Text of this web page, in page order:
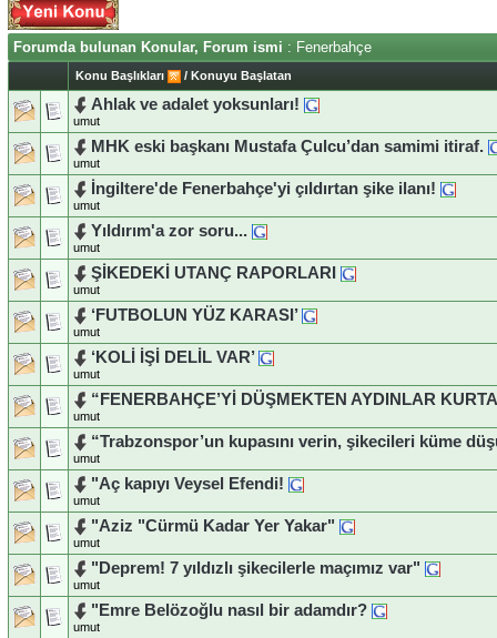
Forumda bulunan Konular, Forum ismi : Fenerbahçe
Konu Başlıkları / Konuyu Başlatan
Ahlak ve adalet yoksunları!
umut
MHK eski başkanı Mustafa Çulcu’dan samimi itiraf.
umut
İngiltere'de Fenerbahçe'yi çıldırtan şike ilanı!
umut
Yıldırım'a zor soru...
umut
ŞİKEDEKİ UTANÇ RAPORLARI
umut
‘FUTBOLUN YÜZ KARASI’
umut
‘KOLİ İŞİ DELİL VAR’
umut
“FENERBAHÇE’Yİ DÜŞMEKTEN AYDINLAR
umut
“Trabzonspor’un kupasını verin, şikecileri küme
umut
"Aç kapıyı Veysel Efendi!
umut
"Aziz "Cürmü Kadar Yer Yakar"
umut
"Deprem! 7 yıldızlı şikecilerle maçımız var"
umut
"Emre Belözoğlu nasıl bir adamdır?
umut